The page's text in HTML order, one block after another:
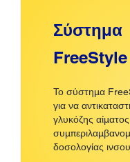
Σύστημα
Το σύστημα
για να
γλυκόζης
δοσολογίας